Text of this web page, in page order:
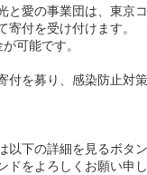
と愛の事業団は、東京
付を受け付けます。
可能です。
付を募り、感染防止対
以下の詳細を見るボタ
ドをよろしくお願い申し